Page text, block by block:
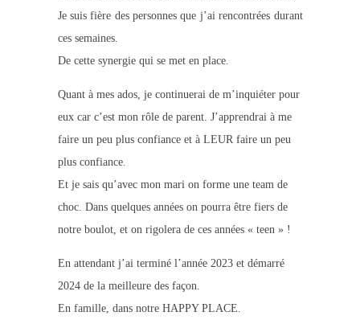
Je suis fière des personnes que j’ai rencontrées durant
ces semaines.
De cette synergie qui se met en place.
Quant à mes ados, je continuerai de m’inquiéter pour
eux car c’est mon rôle de parent. J’apprendrai à me
faire un peu plus confiance et à LEUR faire un peu
plus confiance.
Et je sais qu’avec mon mari on forme une team de
choc. Dans quelques années on pourra être fiers de
notre boulot, et on rigolera de ces années « teen » !
En attendant j’ai terminé l’année 2023 et démarré
2024 de la meilleure des façon.
En famille, dans notre HAPPY PLACE.